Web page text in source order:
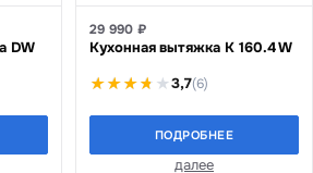
DW
29 990 ₽
Кухонная вытяжка K 160.4 W
3,7(6)
ПОДРОБНЕЕ
далее